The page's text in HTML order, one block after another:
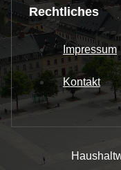
Rechtliches
Impressum
Kontakt